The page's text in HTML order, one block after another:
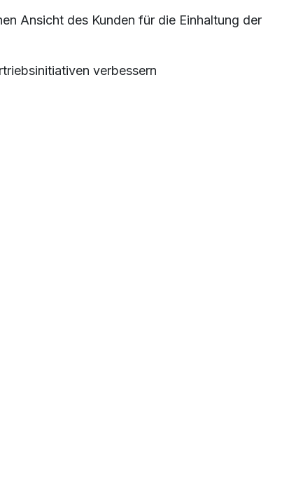
Ansicht des Kunden für die Einhaltung der
verbessern